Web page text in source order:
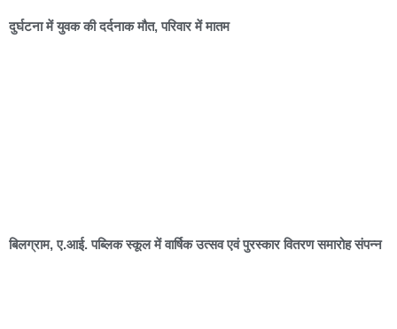
दुर्घटना में युवक की दर्दनाक मौत, परिवार में मातम
बिलग्राम, ए.आई. पब्लिक स्कूल में वार्षिक उत्सव एवं पुरस्कार वितरण समारोह संपन्न